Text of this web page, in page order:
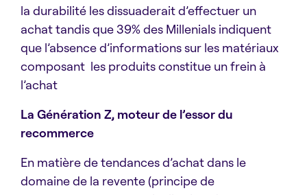
la durabilité les dissuaderait d’effectuer un
achat tandis que 39% des Millenials indiquent
que l’absence d’informations sur les matériaux
composant les produits constitue un frein à
l’achat
La Génération Z, moteur de l’essor du
recommerce
En matière de tendances d’achat dans le
domaine de la revente (principe de